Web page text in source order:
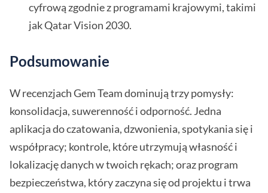
cyfrową zgodnie z programami krajowymi, takimi
jak Qatar Vision 2030.
Podsumowanie
W recenzjach Gem Team dominują trzy pomysły:
konsolidacja, suwerenność i odporność. Jedna
aplikacja do czatowania, dzwonienia, spotykania się i
współpracy; kontrole, które utrzymują własność i
lokalizację danych w twoich rękach; oraz program
bezpieczeństwa, który zaczyna się od projektu i trwa